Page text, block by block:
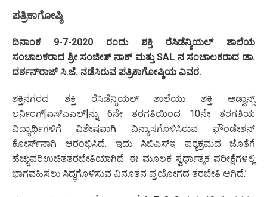
ಪತ್ರಿಕಾಗೋಷ್ಠಿ
ದಿನಾಂಕ 9-7-2020 ರಂದು ಶಕ್ತಿ ರೆಸಿಡೆನ್ಶಿಯಲ್ ಶಾಲೆಯ
ಸಂಚಾಲಕರಾದ ಶ್ರೀ ಸಂಜೀತ್ ನಾಕ್ ಮತ್ತು SAL ನ ಸಂಚಾಲಕರಾದ ಡಾ.
ದರ್ಶನ್‌ರಾಜ್ ಸಿ.ಜೆ. ನಡೆಸಿರುವ ಪತ್ರಿಕಾಗೋಷ್ಠಿಯ ವಿವರ.
ಶಕ್ತಿನಗರದ ಶಕ್ತಿ ರೆಸಿಡೆನ್ಶಿಯಲ್ ಶಾಲೆಯು ಶಕ್ತಿ ಅಡ್ವಾನ್ಸ್
ಲರ್ನಿಂಗ್[ಎಸ್‌ಎಎಲ್]ನ್ನು 6ನೇ ತರಗತಿಯಿಂದ 10ನೇ ತರಗತಿಯ
ವಿದ್ಯಾರ್ಥಿಗಳಿಗೆ ವಿಶೇಷವಾಗಿ ವಿನ್ಯಾಸಗೊಳಿಸಿರುವ ಫೌಂಡೇಶನ್‌
ಕೋರ್ಸ್‌ನಾಗಿ ಆರಂಭಿಸಿದೆ. ಇದು ಸಿಬಿಎಸ್‌ಇ ಪಠ್ಯಕ್ರಮದ ಜೊತೆಗೆ
ಹೆಚ್ಚುವರಿಉಚಿತತರಬೇತಿಯಾಗಿದೆ. ಈ ಮೂಲಕ ಸ್ವರ್ಧಾತ್ಮಕ ಪರೀಕ್ಷೆಗಳಲ್ಲಿ
ಭಾಗವಹಿಸಲು ಸಿದ್ಧಗೊಳಿಸುವ ವಿನೂತನ ಪ್ರಯೋಗದ ತರಬೇತಿ ಆಗಿದೆ.’